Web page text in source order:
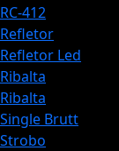
RC-412
Refletor
Refletor Led
Ribalta
Ribalta
Single Brutt
Strobo